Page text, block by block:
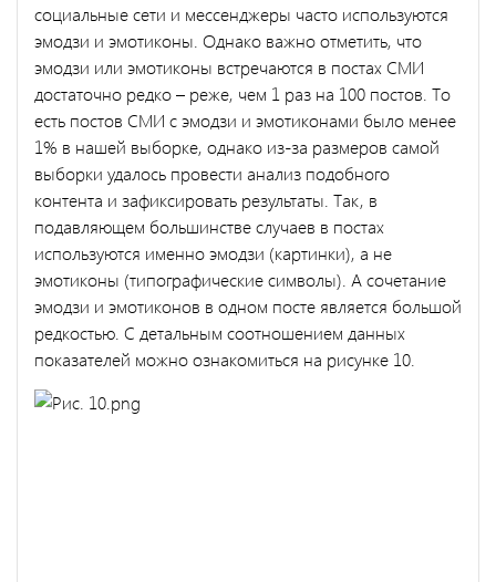
социальные сети и мессенджеры часто используются
эмодзи и эмотиконы. Однако важно отметить, что
эмодзи или эмотиконы встречаются в постах СМИ
достаточно редко – реже, чем 1 раз на 100 постов. То
есть постов СМИ с эмодзи и эмотиконами было менее
1% в нашей выборке, однако из-за размеров самой
выборки удалось провести анализ подобного
контента и зафиксировать результаты. Так, в
подавляющем большинстве случаев в постах
используются именно эмодзи (картинки), а не
эмотиконы (типографические символы). А сочетание
эмодзи и эмотиконов в одном посте является большой
редкостью. С детальным соотношением данных
показателей можно ознакомиться на рисунке 10.